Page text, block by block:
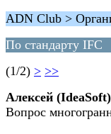
ADN Club >
По стандарту IFC
(1/2) > >>
Алексей (IdeaSoft)
Вопрос